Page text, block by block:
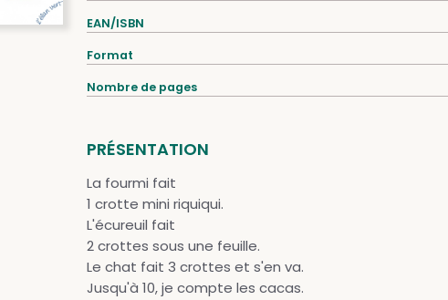
EAN/ISBN
Format
Nombre de pages
PRÉSENTATION
La fourmi fait
1 crotte mini riquiqui.
L'écureuil fait
2 crottes sous une feuille.
Le chat fait 3 crottes et s'en va.
Jusqu'à 10, je compte les cacas.